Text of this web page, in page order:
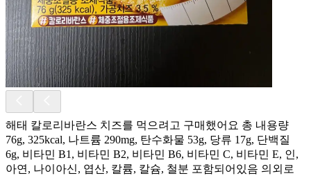
해태 칼로리바란스 치즈를 먹으려고 구매했어요 총 내용량
76g, 325kcal, 나트륨 290mg, 탄수화물 53g, 당류 17g, 단백질
6g, 비타민 B1, 비타민 B2, 비타민 B6, 비타민 C, 비타민 E, 인,
아연, 나이아신, 엽산, 칼륨, 칼슘, 철분 포함되어있음 의외로